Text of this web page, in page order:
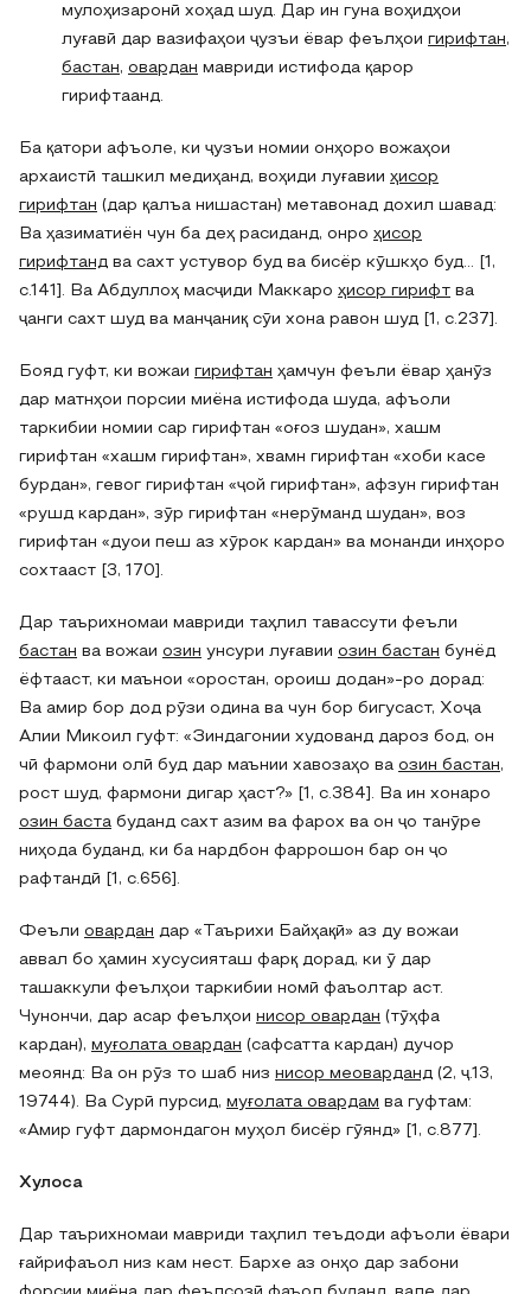
мулоҳизаронӣ хоҳад шуд. Дар ин гуна воҳидҳои
луғавӣ дар вазифаҳои ҷузъи ёвар феълҳои гирифтан,
бастан, овардан мавриди истифода қарор
гирифтаанд.
Ба қатори афъоле, ки ҷузъи номии онҳоро вожаҳои
архаистӣ ташкил медиҳанд, воҳиди луғавии ҳисор
гирифтан (дар қалъа нишастан) метавонад дохил шавад:
Ва ҳазиматиён чун ба деҳ расиданд, онро ҳисор
гирифтанд ва сахт устувор буд ва бисёр кӯшкҳо буд… [1,
c.141]. Ва Абдуллоҳ масҷиди Маккаро ҳисор гирифт ва
ҷанги сахт шуд ва манҷаниқ сӯи хона равон шуд [1, c.237].
Бояд гуфт, ки вожаи гирифтан ҳамчун феъли ёвар ҳанӯз
дар матнҳои порсии миёна истифода шуда, афъоли
таркибии номии сар гирифтан «оғоз шудан», хашм
гирифтан «хашм гирифтан», хвамн гирифтан «хоби касе
бурдан», гевог гирифтан «ҷой гирифтан», афзун гирифтан
«рушд кардан», зӯр гирифтан «нерӯманд шудан», воз
гирифтан «дуои пеш аз хӯрок кардан» ва монанди инҳоро
сохтааст [3, 170].
Дар таърихномаи мавриди таҳлил тавассути феъли
бастан ва вожаи озин унсури луғавии озин бастан бунёд
ёфтааст, ки маънои «оростан, ороиш додан»-ро дорад:
Ва амир бор дод рӯзи одина ва чун бор бигусаст, Хоҷа
Алии Микоил гуфт: «Зиндагонии худованд дароз бод, он
чӣ фармони олӣ буд дар маънии хавозаҳо ва озин бастан,
рост шуд, фармони дигар ҳаст?» [1, c.384]. Ва ин хонаро
озин баста буданд сахт азим ва фарох ва он ҷо танӯре
ниҳода буданд, ки ба нардбон фаррошон бар он ҷо
рафтандӣ [1, c.656].
Феъли овардан дар «Таърихи Байҳақӣ» аз ду вожаи
аввал бо ҳамин хусусияташ фарқ дорад, ки ӯ дар
ташаккули феълҳои таркибии номӣ фаъолтар аст.
Чунончи, дар асар феълҳои нисор овардан (тӯҳфа
кардан), муғолата овардан (сафсатта кардан) дучор
меоянд: Ва он рӯз то шаб низ нисор меоварданд (2, ҷ.13,
19744). Ва Сурӣ пурсид, муғолата овардам ва гуфтам:
«Амир гуфт дармондагон муҳол бисёр гӯянд» [1, c.877].
Хулоса
Дар таърихномаи мавриди таҳлил теъдоди афъоли ёвари
ғайрифаъол низ кам нест. Бархе аз онҳо дар забони